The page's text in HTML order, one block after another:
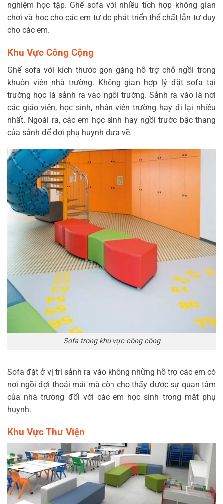
nghiệm học tập. Ghế sofa với nhiều tích hợp không gian
chơi và học cho các em tự do phát triển thể chất lẫn tư duy
cho các em.
Khu Vực Công Cộng
Ghế sofa với kích thước gọn gàng hỗ trợ chỗ ngồi trong
khuôn viên nhà trường. Không gian hợp lý đặt sofa tại
trường học là sảnh ra vào ngôi trường. Sảnh ra vào là nơi
các giáo viên, học sinh, nhân viên trường hay đi lại nhiều
nhất. Ngoài ra, các em học sinh hay ngồi trước bậc thang
của sảnh để đợi phụ huynh đưa về.
Sofa trong khu vực công cộng
Sofa đặt ở vị trí sảnh ra vào không những hỗ trợ các em có
nơi ngồi đợi thoải mái mà còn cho thấy được sự quan tâm
của nhà trường đối với các em học sinh trong mắt phụ
huynh.
Khu Vực Thư Viện